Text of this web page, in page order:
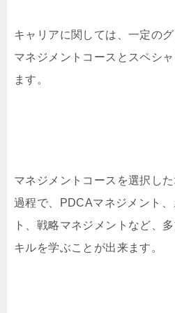
キャリアに関しては、一定の
マネジメントコースとスペシ
ます。
マネジメントコースを選択し
過程で、PDCAマネジメント
ト、戦略マネジメントなど、
キルを学ぶことが出来ます。